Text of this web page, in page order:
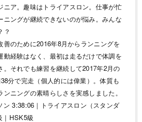
ニア。趣味はトライアスロン。仕事が忙
ニングが継続できないのが悩み。みんな
？
善のために2016年8月からランニングを
動経験はなく、最初は走るだけで体調を
。それでも練習を継続して2017年2月の
分で完走（個人的には偉業）。体質も
ニングの素晴らしさを実感しました。
ン 3:38:06｜トライアスロン（スタンダ
｜HSK5級